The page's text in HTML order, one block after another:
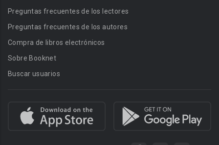
Preguntas frecuentes de los lectores
Preguntas frecuentes de los autores
Compra de libros electrónicos
Sobre Booknet
Buscar usuarios